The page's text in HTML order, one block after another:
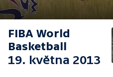
FIBA World
Basketball
19. května 2013